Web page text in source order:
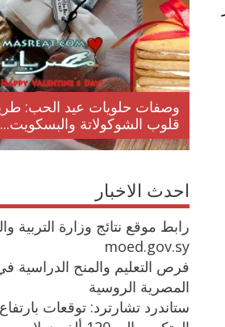
وصفات حلويات عيد الحب:
قلوب الشوكولاتة والبسكويت...
احدث الاخبار
رابط موقع نتائج وزارة التربية
moed.gov.sy
فرص التعليم والمنح الدراسية
المصرية الروسية
ستاندرد تشارترد: توقعات